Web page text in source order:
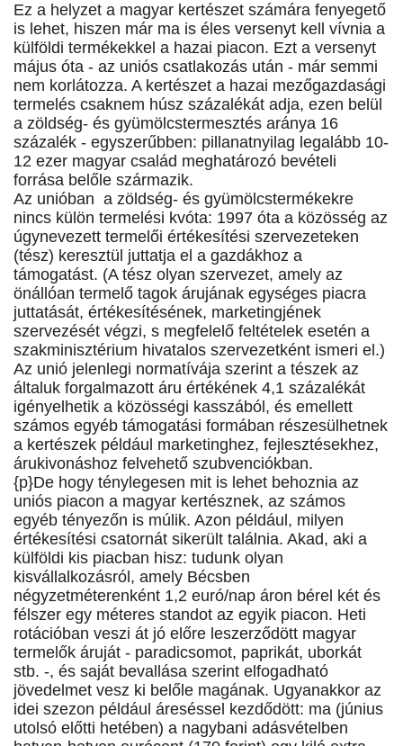
Ez a helyzet a magyar kertészet számára fenyegető
is lehet, hiszen már ma is éles versenyt kell vívnia a
külföldi termékekkel a hazai piacon. Ezt a versenyt
május óta - az uniós csatlakozás után - már semmi
nem korlátozza. A kertészet a hazai mezőgazdasági
termelés csaknem húsz százalékát adja, ezen belül
a zöldség- és gyümölcstermesztés aránya 16
százalék - egyszerűbben: pillanatnyilag legalább 10-
12 ezer magyar család meghatározó bevételi
forrása belőle származik.
Az unióban a zöldség- és gyümölcstermékekre
nincs külön termelési kvóta: 1997 óta a közösség az
úgynevezett termelői értékesítési szervezeteken
(tész) keresztül juttatja el a gazdákhoz a
támogatást. (A tész olyan szervezet, amely az
önállóan termelő tagok árujának egységes piacra
juttatását, értékesítésének, marketingjének
szervezését végzi, s megfelelő feltételek esetén a
szakminisztérium hivatalos szervezetként ismeri el.)
Az unió jelenlegi normatívája szerint a tészek az
általuk forgalmazott áru értékének 4,1 százalékát
igényelhetik a közösségi kasszából, és emellett
számos egyéb támogatási formában részesülhetnek
a kertészek például marketinghez, fejlesztésekhez,
árukivonáshoz felvehető szubvenciókban.
{p}De hogy ténylegesen mit is lehet behoznia az
uniós piacon a magyar kertésznek, az számos
egyéb tényezőn is múlik. Azon például, milyen
értékesítési csatornát sikerült találnia. Akad, aki a
külföldi kis piacban hisz: tudunk olyan
kisvállalkozásról, amely Bécsben
négyzetméterenként 1,2 euró/nap áron bérel két és
félszer egy méteres standot az egyik piacon. Heti
rotációban veszi át jó előre leszerződött magyar
termelők áruját - paradicsomot, paprikát, uborkát
stb. -, és saját bevallása szerint elfogadható
jövedelmet vesz ki belőle magának. Ugyanakkor az
idei szezon például áreséssel kezdődött: ma (június
utolsó előtti hetében) a nagybani adásvételben